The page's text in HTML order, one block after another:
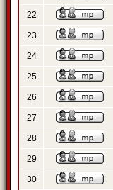
22
23
24
25
26
27
28
29
30